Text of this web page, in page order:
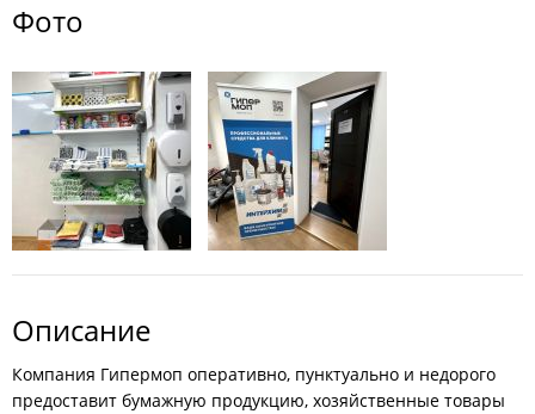
Фото
Описание
Компания Гипермоп оперативно, пунктуально и недорого
предоставит бумажную продукцию, хозяйственные товары